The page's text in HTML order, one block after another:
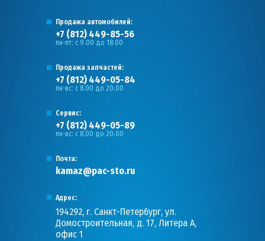
Продажа автомобилей:
+7 (812) 449-85-56
пн-пт: с 9.00 до 18.00
Продажа запчастей:
+7 (812) 449-05-84
пн-вс: с 8.00 до 20.00
Сервис:
+7 (812) 449-05-89
пн-вс: с 8.00 до 20.00
Почта:
kamaz@pac-sto.ru
Адрес:
194292, г. Санкт-Петербург, ул.
Домостроительная, д. 17, Литера А,
офис 1